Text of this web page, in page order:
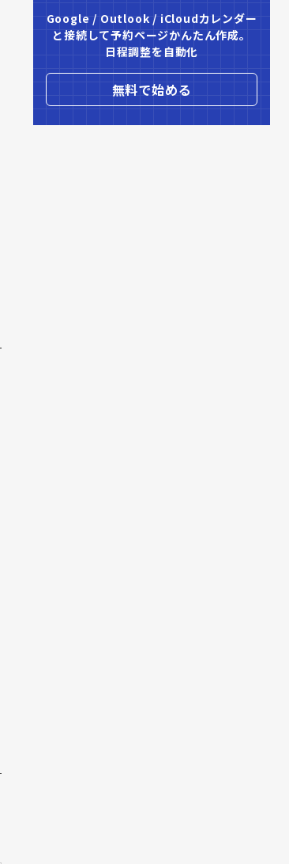
Google / Outlook / iCloudカレンダー
と接続して予約ページかんたん作成。
日程調整を自動化
無料で始める